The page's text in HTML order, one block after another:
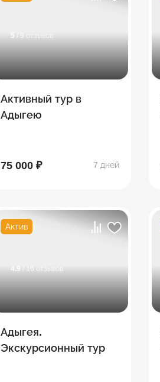
5 / 9 отзывов
Активный тур в
Адыгею
75 000 ₽ 7 дней
Актив
4.9 / 16 отзывов
Адыгея.
Экскурсионный тур